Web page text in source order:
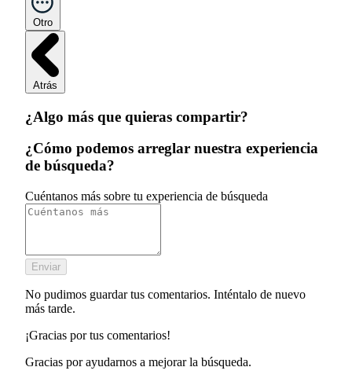
Otro
Atrás
¿Algo más que quieras compartir?
¿Cómo podemos arreglar nuestra experiencia
de búsqueda?
Cuéntanos más sobre tu experiencia de búsqueda
Enviar
No pudimos guardar tus comentarios. Inténtalo de nuevo
más tarde.
¡Gracias por tus comentarios!
Gracias por ayudarnos a mejorar la búsqueda.